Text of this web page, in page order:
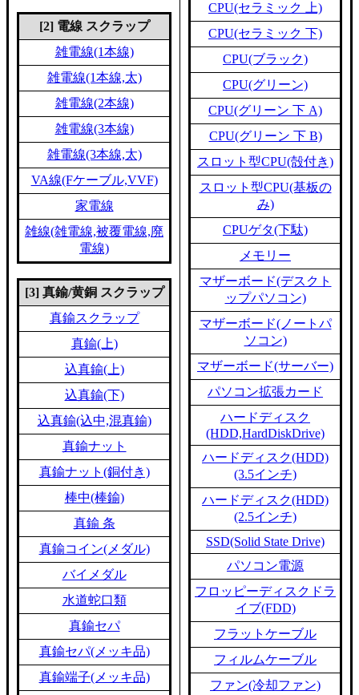
[2] 電線 スクラップ
雑電線(1本線)
雑電線(1本線,太)
雑電線(2本線)
雑電線(3本線)
雑電線(3本線,太)
VA線(Fケーブル,VVF)
家電線
雑線(雑電線,被覆電線,廃
電線)
[3] 真鍮/黄銅 スクラップ
真鍮スクラップ
真鍮(上)
込真鍮(上)
込真鍮(下)
込真鍮(込中,混真鍮)
真鍮ナット
真鍮ナット(銅付き)
棒中(棒鍮)
真鍮 条
真鍮コイン(メダル)
バイメダル
水道蛇口類
真鍮セパ
真鍮セパ(メッキ品)
真鍮端子(メッキ品)
CPU(セラミック 上)
CPU(セラミック 下)
CPU(ブラック)
CPU(グリーン)
CPU(グリーン 下 A)
CPU(グリーン 下 B)
スロット型CPU(殻付き)
スロット型CPU(基板の
み)
CPUゲタ(下駄)
メモリー
マザーボード(デスクト
ップパソコン)
マザーボード(ノートパ
ソコン)
マザーボード(サーバー)
パソコン拡張カード
ハードディスク
(HDD,HardDiskDrive)
ハードディスク(HDD)
(3.5インチ)
ハードディスク(HDD)
(2.5インチ)
SSD(Solid State Drive)
パソコン電源
フロッピーディスクドラ
イブ(FDD)
フラットケーブル
フィルムケーブル
ファン(冷却ファン)